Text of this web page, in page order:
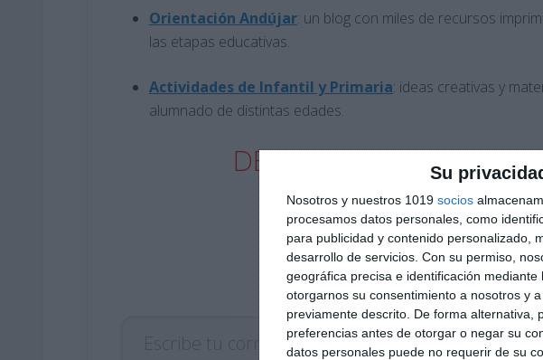
Su
Nosotros y nuestros 1019 socios
procesamos datos personales, como
para publicidad y contenido personalizado,
desarrollo de servicios. Con su permiso,
geográfica precisa e identificación
otorgarnos su consentimiento a nosotros y
previamente descrito. De forma alternativa,
preferencias antes de otorgar o negar su
datos personales puede no requerir de su
Orientación Andújar: un blog con miles de recursos
las etapas educativas.
Actividades de Infantil y Primaria: ideas creativas y
alumnado de distintas edades.
DESCARGA AL FINAL